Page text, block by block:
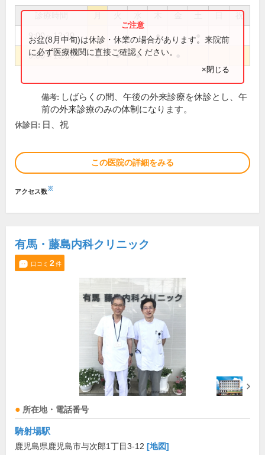
祝
9:00～12:30 ●
9:00～13:00 ● ● ●
お盆(8月中旬)は休診・休業の場合があります。来院前
に必ず医療機関に直接ご確認ください。
×閉じる
備考: しばらくの間、午後の外来診療を休診とし、午
前の外来診療のみの体制になります。
休診日: 日、祝
この医院の詳細をみる
アクセス数※
有馬・藤島内科クリニック
口コミ 2件
所在地・電話番号
騎射場駅
鹿児島県鹿児島市与次郎1丁目3-12 [地図]